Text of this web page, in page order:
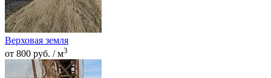
Верховая земля
от 800 руб. / м3